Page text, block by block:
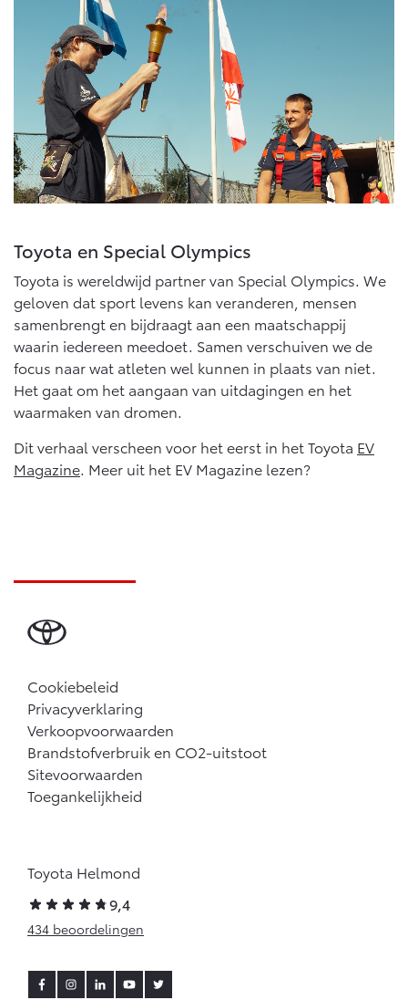
Toyota en Special Olympics
Toyota is wereldwijd partner van Special Olympics. We
geloven dat sport levens kan veranderen, mensen
samenbrengt en bijdraagt aan een maatschappij
waarin iedereen meedoet. Samen verschuiven we de
focus naar wat atleten wel kunnen in plaats van niet.
Het gaat om het aangaan van uitdagingen en het
waarmaken van dromen.
Dit verhaal verscheen voor het eerst in het Toyota EV
Magazine. Meer uit het EV Magazine lezen?
Cookiebeleid
Privacyverklaring
Verkoopvoorwaarden
Brandstofverbruik en CO2-uitstoot
Sitevoorwaarden
Toegankelijkheid
Toyota Helmond
9,4
434 beoordelingen